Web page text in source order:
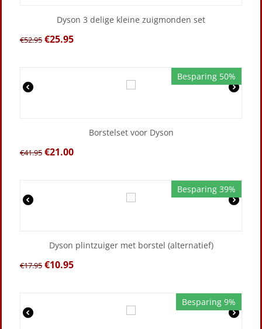
Dyson 3 delige kleine zuigmonden set
€52.95 €25.95
Besparing 50%
Borstelset voor Dyson
€41.95 €21.00
Besparing 39%
Dyson plintzuiger met borstel (alternatief)
€17.95 €10.95
Besparing 9%